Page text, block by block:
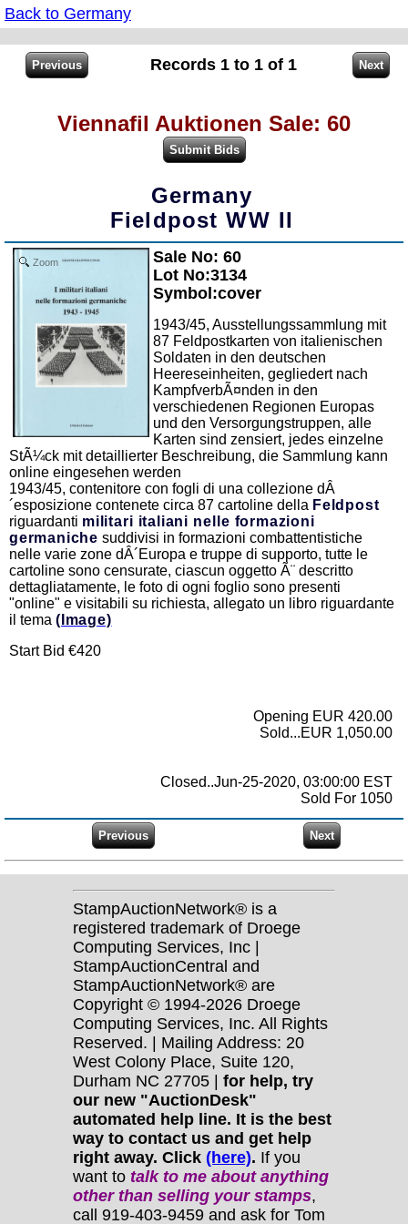
Back to Germany
Records 1 to 1 of 1
Viennafil Auktionen Sale: 60
Germany
Fieldpost WW II
Zoom
Sale No: 60
Lot No:3134
Symbol:cover
1943/45, Ausstellungssammlung mit
87 Feldpostkarten von italienischen
Soldaten in den deutschen
Heereseinheiten, gegliedert nach
KampfverbÃ¤nden in den
verschiedenen Regionen Europas
und den Versorgungstruppen, alle
Karten sind zensiert, jedes einzelne
StÃ¼ck mit detaillierter Beschreibung, die Sammlung kann
online eingesehen werden
1943/45, contenitore con fogli di una collezione dÂ
´esposizione contenete circa 87 cartoline della Feldpost
riguardanti militari italiani nelle formazioni
germaniche suddivisi in formazioni combattentistiche
nelle varie zone dÂ´Europa e truppe di supporto, tutte le
cartoline sono censurate, ciascun oggetto Ã¨ descritto
dettagliatamente, le foto di ogni foglio sono presenti
"online" e visitabili su richiesta, allegato un libro riguardante
il tema (Image)
Start Bid €420
Opening EUR 420.00
Sold...EUR 1,050.00
Closed..Jun-25-2020, 03:00:00 EST
Sold For 1050
StampAuctionNetwork® is a
registered trademark of Droege
Computing Services, Inc |
StampAuctionCentral and
StampAuctionNetwork® are
Copyright © 1994-2026 Droege
Computing Services, Inc. All Rights
Reserved. | Mailing Address: 20
West Colony Place, Suite 120,
Durham NC 27705 | for help, try
our new "AuctionDesk"
automated help line. It is the best
way to contact us and get help
right away. Click (here). If you
want to talk to me about anything
otherthan selling your stamps,
call 919-403-9459 and ask for Tom